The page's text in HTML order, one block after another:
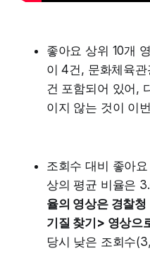
좋아요 상위 10개
이 4건, 문화체육
건 포함되어 있어,
이지 않는 것이 이
조회수 대비 좋아
상의 평균 비율은
율의 영상은 경찰
기질 찾기> 영상으
당시 낮은 조회수